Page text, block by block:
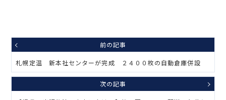
前の記事
札幌定温 新本社センターが完成 ２４００枚の自動倉庫併設
次の記事